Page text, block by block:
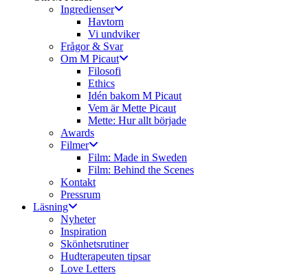
Ingredienser
Havtorn
Vi undviker
Frågor & Svar
Om M Picaut
Filosofi
Ethics
Idén bakom M Picaut
Vem är Mette Picaut
Mette: Hur allt började
Awards
Filmer
Film: Made in Sweden
Film: Behind the Scenes
Kontakt
Pressrum
Läsning
Nyheter
Inspiration
Skönhetsrutiner
Hudterapeuten tipsar
Love Letters